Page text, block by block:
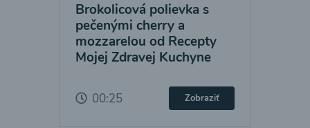
Brokolicová polievka s
pečenými cherry a
mozzarelou od Recepty
Mojej Zdravej Kuchyne
00:25 Zobraziť